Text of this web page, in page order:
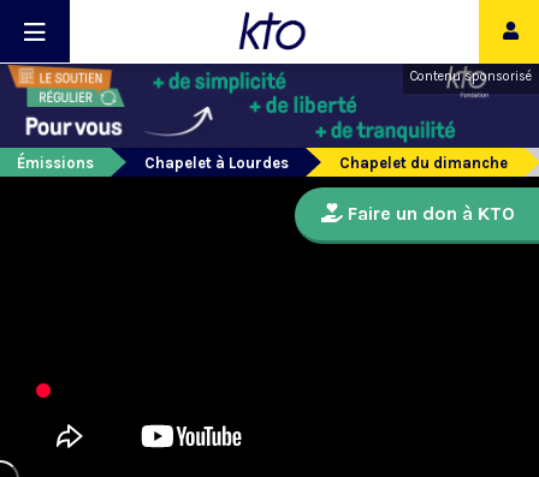
Contenu sponsorisé
Émissions Chapelet à Lourdes Chapelet du dimanche
Faire un don à KTO